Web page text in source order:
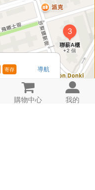

購物中心

我的
寄存
導航